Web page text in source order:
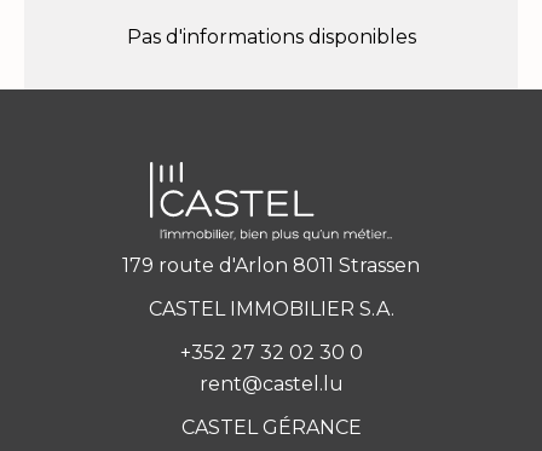
Pas d'informations disponibles
179 route d'Arlon 8011 Strassen
CASTEL IMMOBILIER S.A.
+352 27 32 02 30 0
rent@castel.lu
CASTEL GÉRANCE